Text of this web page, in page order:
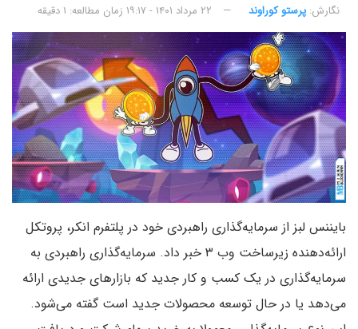
نگارش:‌ پرستو کوراوند ۲۲ مرداد ۱۴۰۱ - ۱۹:۱۷ زمان مطالعه: ۱ دقیقه
بایننس لبز از سرمایه‌گذاری راهبردی خود در پلتفرم انکر، پروتکل
ارائه‌دهنده زیرساخت وب ۳ خبر داد. سرمایه‌گذاری راهبردی به
سرمایه‌گذاری در یک کسب و کار جدید که بازارهای جدیدی ارائه
می‌دهد یا در حال توسعه محصولات جدید است گفته می‌شود.